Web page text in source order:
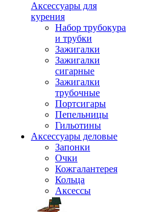
Аксессуары для
курения
Набор трубокура
и трубки
Зажигалки
Зажигалки
сигарные
Зажигалки
трубочные
Портсигары
Пепельницы
Гильотины
Аксессуары деловые
Запонки
Очки
Кожгалантерея
Кольца
Аксессы